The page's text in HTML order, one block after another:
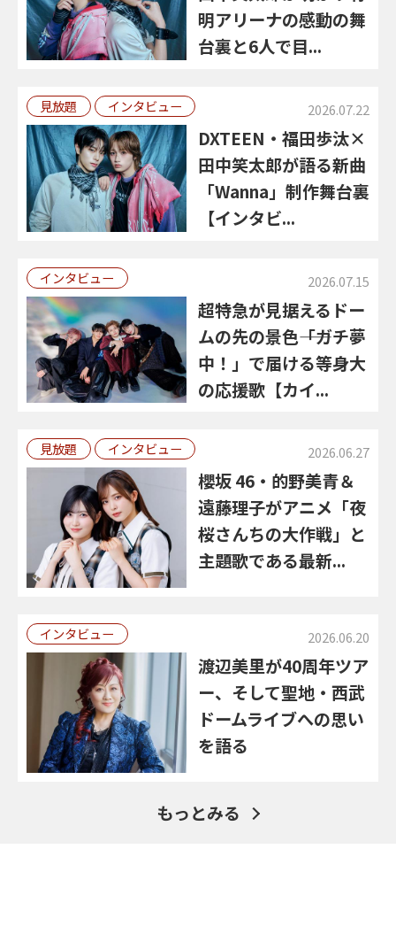
明アリーナの感動の舞
台裏と6人で目...
見放題 インタビュー 2026.07.22
DXTEEN・福田歩汰×
田中笑太郎が語る新曲
「Wanna」制作舞台裏
【インタビ...
インタビュー 2026.07.15
超特急が見据えるドー
ムの先の景色――「ガチ夢
中！」で届ける等身大
の応援歌【カイ...
見放題 インタビュー 2026.06.27
櫻坂 46・的野美青＆
遠藤理子がアニメ「夜
桜さんちの大作戦」と
主題歌である最新...
インタビュー 2026.06.20
渡辺美里が40周年ツア
ー、そして聖地・西武
ドームライブへの思い
を語る
もっとみる